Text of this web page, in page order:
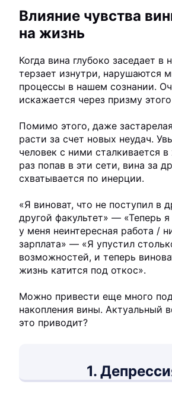
Влияние чувства
на жизнь
Когда вина глубоко заседает в
терзает изнутри, нарушаются
процессы в нашем сознании.
искажается через призму
Помимо этого, даже
расти за счет новых неудач.
человек с ними сталкивается
раз попав в эти сети, вина за
схватывается по инерции.
«Я виноват, что не поступил в
другой факультет» — «Теперь я
у меня неинтересная работа /
зарплата» — «Я упустил
возможностей, и теперь
жизнь катится под откос».
Можно привести еще много
накопления вины. Актуальный
это приводит?
1.